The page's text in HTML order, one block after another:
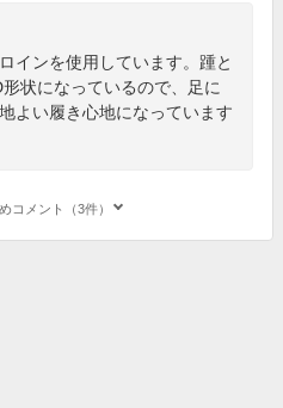
インを使用しています。踵と
状になっているので、足に
よい履き心地になっています
コメント（3件）